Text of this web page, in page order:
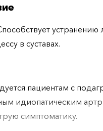
устранению
в суставах.
пациентам с
идиопатическим
симптоматику.